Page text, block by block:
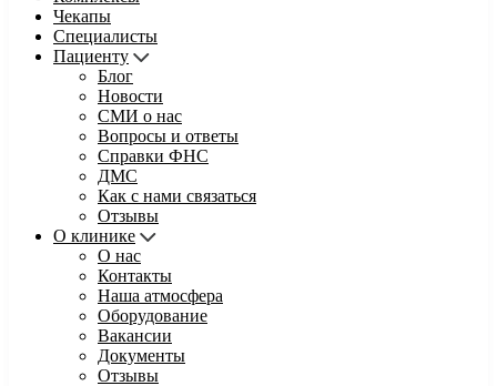
Чекапы
Специалисты
Пациенту
Блог
Новости
СМИ о нас
Вопросы и ответы
Справки ФНС
ДМС
Как с нами связаться
Отзывы
О клинике
О нас
Контакты
Наша атмосфера
Оборудование
Вакансии
Документы
Отзывы